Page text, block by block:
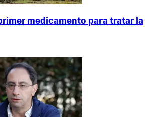
medicamento para tratar la